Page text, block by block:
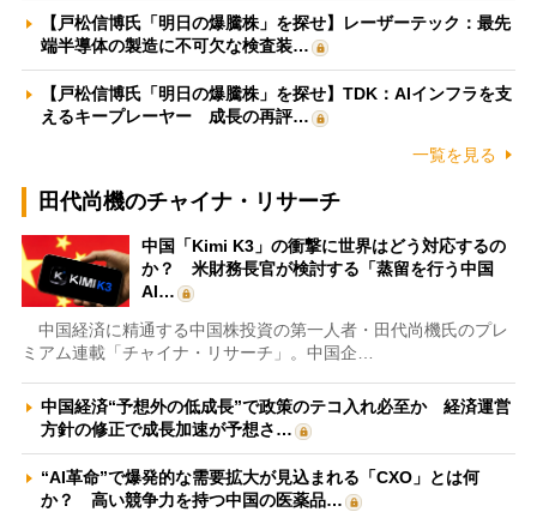
【戸松信博氏「明日の爆騰株」を探せ】レーザーテック：最先
端半導体の製造に不可欠な検査装…
【戸松信博氏「明日の爆騰株」を探せ】TDK：AIインフラを支
えるキープレーヤー 成長の再評…
一覧を見る
田代尚機のチャイナ・リサーチ
中国「Kimi K3」の衝撃に世界はどう対応するの
か？ 米財務長官が検討する「蒸留を行う中国
AI…
中国経済に精通する中国株投資の第一人者・田代尚機氏のプレ
ミアム連載「チャイナ・リサーチ」。中国企…
中国経済“予想外の低成長”で政策のテコ入れ必至か 経済運営
方針の修正で成長加速が予想さ…
“AI革命”で爆発的な需要拡大が見込まれる「CXO」とは何
か？ 高い競争力を持つ中国の医薬品…